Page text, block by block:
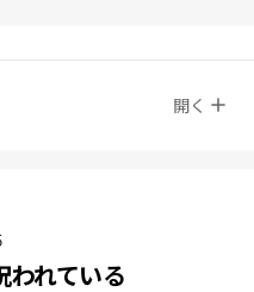
開く
われている